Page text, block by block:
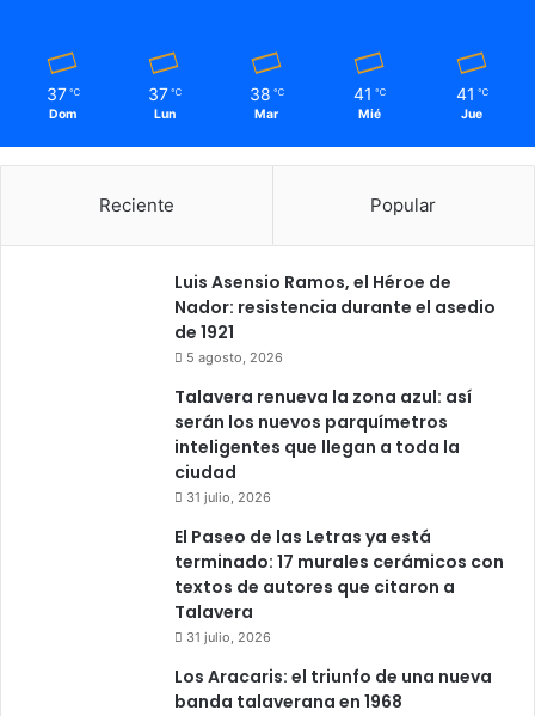
37 ℃
Dom
37 ℃
Lun
38 ℃
Mar
41 ℃
Mié
41 ℃
Jue
Reciente Popular
Luis Asensio Ramos, el Héroe de
Nador: resistencia durante el asedio
de 1921
5 agosto, 2026
Talavera renueva la zona azul: así
serán los nuevos parquímetros
inteligentes que llegan a toda la
ciudad
31 julio, 2026
El Paseo de las Letras ya está
terminado: 17 murales cerámicos con
textos de autores que citaron a
Talavera
31 julio, 2026
Los Aracaris: el triunfo de una nueva
banda talaverana en 1968